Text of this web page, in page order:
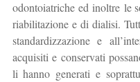
odontoiatriche ed inoltre le
riabilitazione e di dialisi.
standardizzazione e
acquisiti e conservati
li hanno generati e